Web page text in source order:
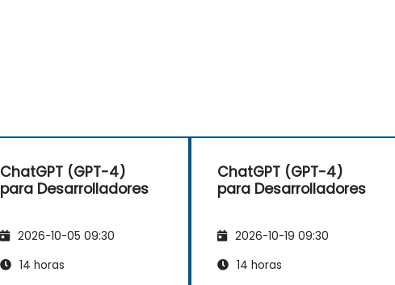
ChatGPT (GPT-4)
para Desarrolladores
2026-10-05 09:30
14 horas
ChatGPT (GPT-4)
para Desarrolladores
2026-10-19 09:30
14 horas